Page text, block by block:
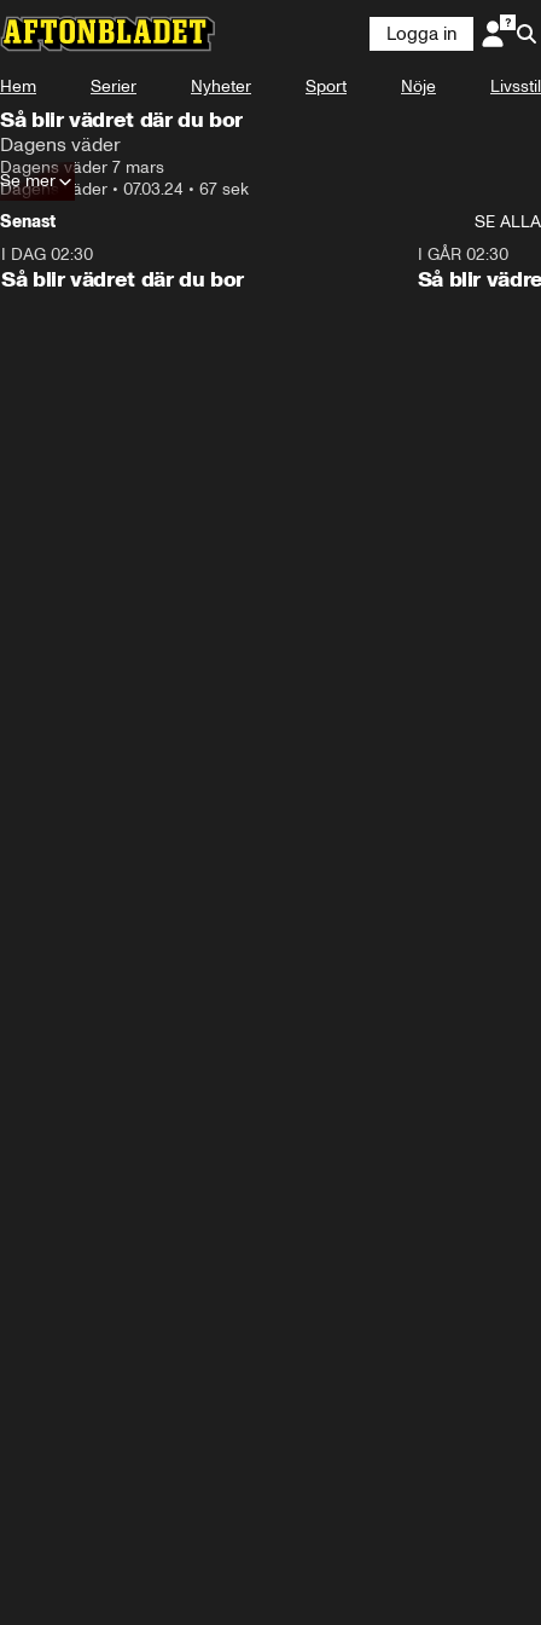
Logga in
Hem Serier Nyheter Sport Nöje Livsstil
Så blir vädret där du bor
Dagens väder
Dagens väder 7 mars
Dagens väder • 07.03.24 • 67 sek
Se mer
Senast
SE ALLA
I DAG 02:30
Så blir vädret där du bor
I GÅR 02:30
Så blir